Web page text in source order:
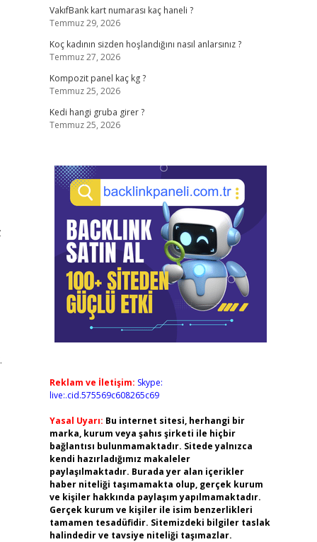
VakıfBank kart numarası kaç haneli ?
Temmuz 29, 2026
Koç kadının sizden hoşlandığını nasıl anlarsınız ?
Temmuz 27, 2026
Kompozit panel kaç kg ?
Temmuz 25, 2026
Kedi hangi gruba girer ?
Temmuz 25, 2026
Reklam ve İletişim: Skype:
live:.cid.575569c608265c69
Yasal Uyarı: Bu internet sitesi, herhangi bir
marka, kurum veya şahıs şirketi ile hiçbir
bağlantısı bulunmamaktadır. Sitede yalnızca
kendi hazırladığımız makaleler
paylaşılmaktadır. Burada yer alan içerikler
haber niteliği taşımamakta olup, gerçek kurum
ve kişiler hakkında paylaşım yapılmamaktadır.
Gerçek kurum ve kişiler ile isim benzerlikleri
tamamen tesadüfidir. Sitemizdeki bilgiler taslak
halindedir ve tavsiye niteliği taşımazlar.